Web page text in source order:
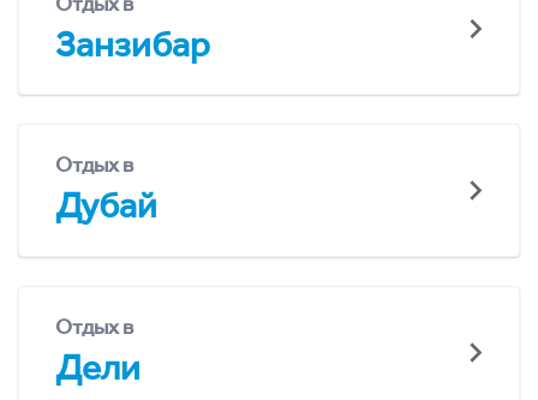
Занзибар
Отдых в
Дубай
Отдых в
Дели